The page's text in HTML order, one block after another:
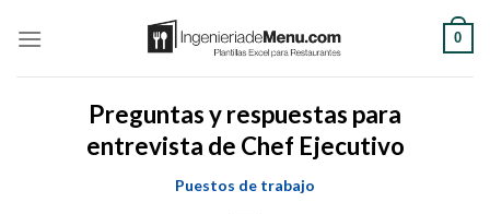
0
Preguntas y respuestas para
entrevista de Chef Ejecutivo
Puestos de trabajo